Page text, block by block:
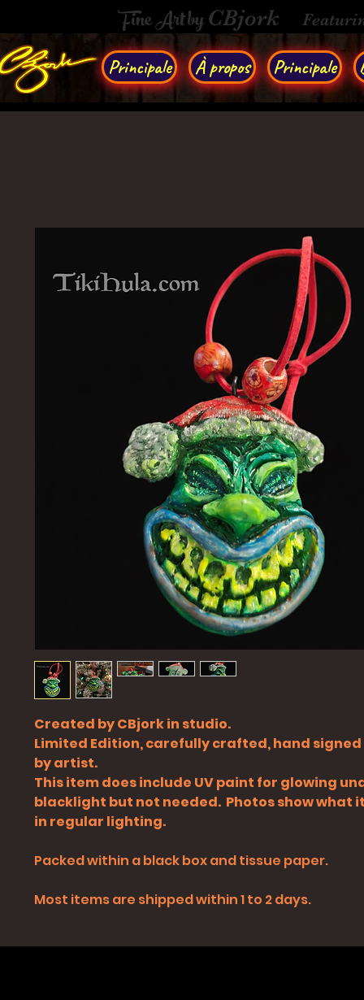
Fine Art byCBjork
Principale À propos Principale
Created by CBjork in studio.
Limited Edition, carefully crafted, hand
by artist.
This item does include UV paint for glowing
blacklight but not needed. Photos show what
in regular lighting.
Packed within a black box and tissue paper.
Most items are shipped within 1 to 2 days.